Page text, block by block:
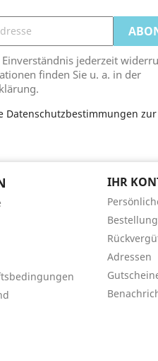
jederzeit
finden Sie u. a. in der
Datenschutzbestimmungen
IHR
Adressen